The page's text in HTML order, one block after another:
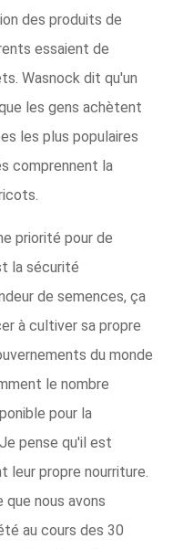
des produits de
essaient de
Wasnock dit qu'un
les gens achètent
les plus populaires
comprennent la
priorité pour de
la sécurité
de semences, ça
à cultiver sa propre
du monde
le nombre
pour la
pense qu'il est
leur propre nourriture.
nous avons
au cours des 30